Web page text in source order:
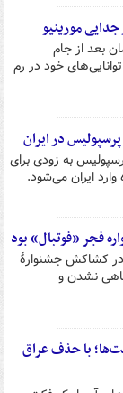
مورینیو
بعد از جام
خود در رم
در ایران
به زودی برای
وارد ایران می‌شود.
فجر «فوتبال» بود
کشاکش جشنوارۀ
نشدن و
با حذف عراق